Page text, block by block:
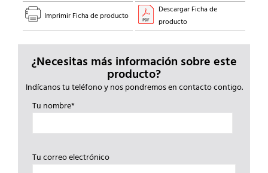
Imprimir Ficha de producto
Descargar Ficha de
producto
¿Necesitas más información sobre este
producto?
Indícanos tu teléfono y nos pondremos en contacto contigo.
Tu nombre*
Tu correo electrónico